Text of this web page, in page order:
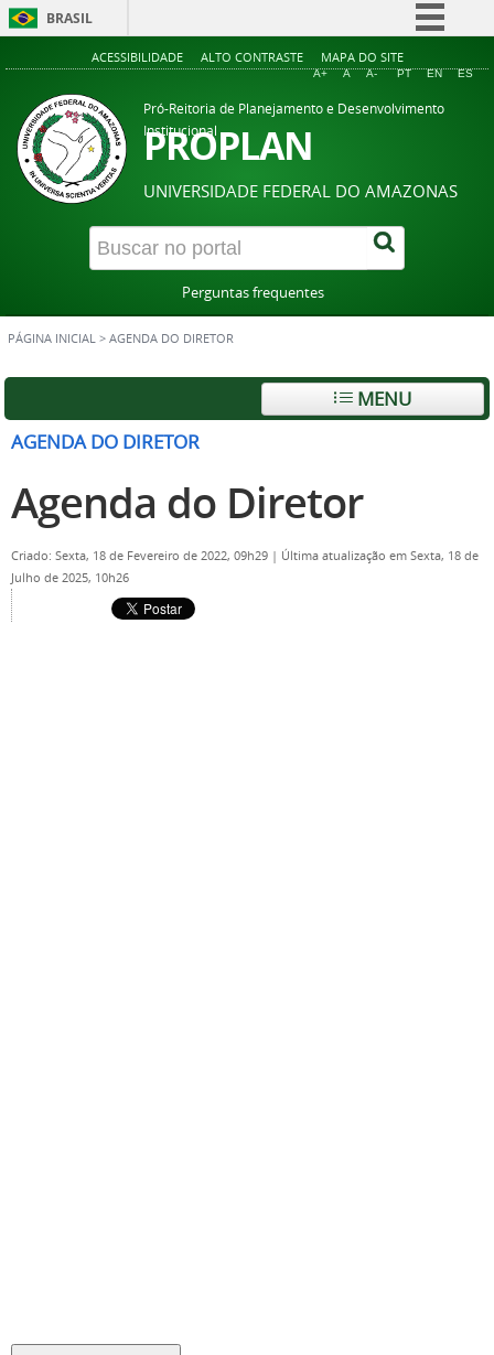
BRASIL
Simplifique!
Acesso à informação
Legislação
Canais
ACESSIBILIDADE ALTO CONTRASTE MAPA DO SITE
A+ A A- PT EN ES
Pró-Reitoria de Planejamento e Desenvolvimento
Institucional
PROPLAN
UNIVERSIDADE FEDERAL DO AMAZONAS
Perguntas frequentes
PÁGINA INICIAL > AGENDA DO DIRETOR
MENU
AGENDA DO DIRETOR
Agenda do Diretor
Criado: Sexta, 18 de Fevereiro de 2022, 09h29 | Última atualização em Sexta, 18 de
Julho de 2025, 10h26